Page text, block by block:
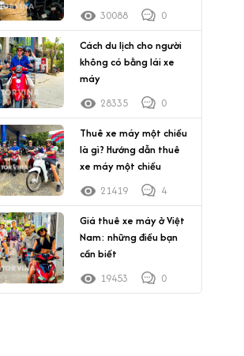
30088
0
Cách du lịch cho người
không có bằng lái xe
máy
28335
0
Thuê xe máy một chiều
là gì? Hướng dẫn thuê
xe máy một chiều
21419
4
Giá thuê xe máy ở Việt
Nam: những điều bạn
cần biết
19453
0